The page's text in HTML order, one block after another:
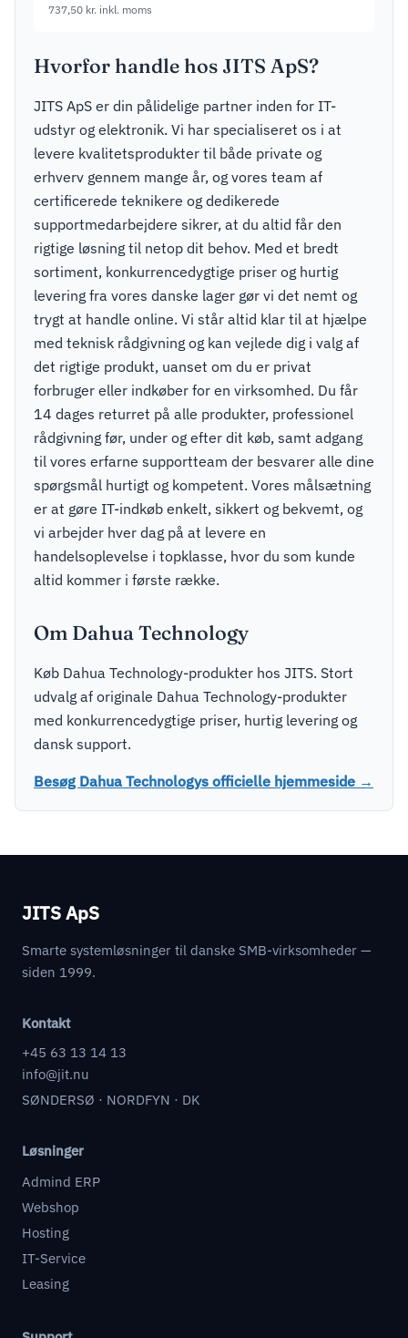
737,50 kr. inkl. moms
Hvorfor handle hos JITS ApS?
JITS ApS er din pålidelige partner inden for IT-
udstyr og elektronik. Vi har specialiseret os i at
levere kvalitetsprodukter til både private og
erhverv gennem mange år, og vores team af
certificerede teknikere og dedikerede
supportmedarbejdere sikrer, at du altid får den
rigtige løsning til netop dit behov. Med et bredt
sortiment, konkurrencedygtige priser og hurtig
levering fra vores danske lager gør vi det nemt og
trygt at handle online. Vi står altid klar til at hjælpe
med teknisk rådgivning og kan vejlede dig i valg af
det rigtige produkt, uanset om du er privat
forbruger eller indkøber for en virksomhed. Du får
14 dages returret på alle produkter, professionel
rådgivning før, under og efter dit køb, samt adgang
til vores erfarne supportteam der besvarer alle dine
spørgsmål hurtigt og kompetent. Vores målsætning
er at gøre IT-indkøb enkelt, sikkert og bekvemt, og
vi arbejder hver dag på at levere en
handelsoplevelse i topklasse, hvor du som kunde
altid kommer i første række.
Om Dahua Technology
Køb Dahua Technology-produkter hos JITS. Stort
udvalg af originale Dahua Technology-produkter
med konkurrencedygtige priser, hurtig levering og
dansk support.
Besøg Dahua Technologys officielle hjemmeside →
JITS ApS
Smarte systemløsninger til danske SMB-virksomheder —
siden 1999.
Kontakt
+45 63 13 14 13
info@jit.nu
SØNDERSØ · NORDFYN · DK
Løsninger
Admind ERP
Webshop
Hosting
IT-Service
Leasing